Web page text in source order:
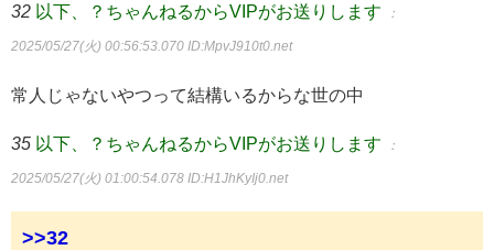
32 以下、？ちゃんねるからVIPがお送りします ：
2025/05/27(火) 00:56:53.070 ID:MpvJ910t0.net
常人じゃないやつって結構いるからな世の中
35 以下、？ちゃんねるからVIPがお送りします ：
2025/05/27(火) 01:00:54.078 ID:H1JhKyIj0.net
>>32